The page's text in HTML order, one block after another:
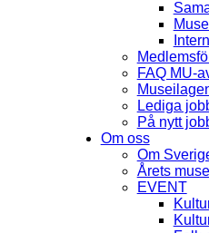
FAQ MU-
Lediga
På nytt
Om oss
Om
Årets
EVENT